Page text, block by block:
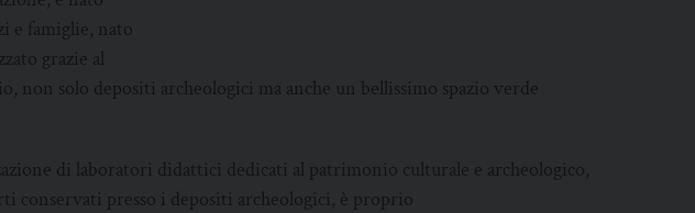
e famiglie, nato
grazie al
non solo depositi archeologici ma anche un bellissimo spazio verde
di laboratori didattici dedicati al patrimonio culturale e archeologico,
conservati presso i depositi archeologici, è proprio